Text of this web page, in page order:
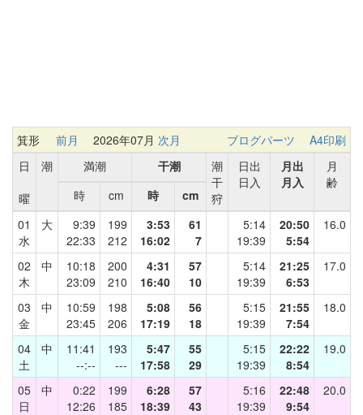
箕形 前月 2026年07月 次月 ブログパーツ
A4印刷
日
曜
潮 満潮 干潮
潮
干
狩
日出
日入
月出
月入
月
齢
時
cm 時
cm
01
水
大
9:39
22:33
199
212
3:53
16:02
61
7
5:14
19:39
20:50
5:54
16.0
02
木
中
10:18
23:09
200
210
4:31
16:40
57
10
5:14
19:39
21:25
6:53
17.0
03
金
中
10:59
23:45
198
206
5:08
17:19
56
18
5:15
19:39
21:55
7:54
18.0
04
土
中
11:41
--:--
193
---
5:47
17:58
55
29
5:15
19:39
22:22
8:54
19.0
05
日
中
0:22
12:26
199
185
6:28
18:39
57
43
5:16
19:39
22:48
9:54
20.0